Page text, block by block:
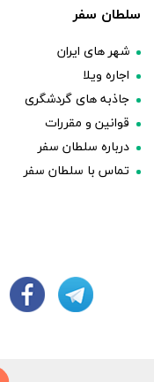
سلطان سفر
شهر های ایران
اجاره ویلا
جاذبه های گردشگری
قوانین و مقررات
درباره سلطان سفر
تماس با سلطان سفر